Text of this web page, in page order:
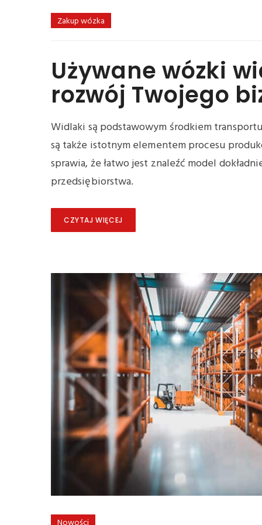
Zakup wózka
Używane wózki
rozwój Twojego
Widlaki są podstawowym środkiem
są także istotnym elementem procesu
sprawia, że łatwo jest znaleźć model
przedsiębiorstwa.
CZYTAJ WIĘCEJ